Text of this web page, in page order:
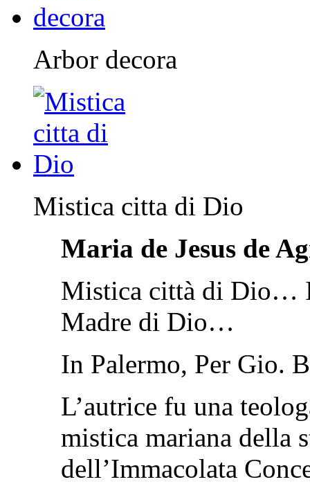
Arbor decora
Mistica citta di Dio
Maria de Jesus de
Mistica città di Dio…
Madre di Dio…
In Palermo, Per Gio.
L’autrice fu una
mistica mariana della
dell’Immacolata